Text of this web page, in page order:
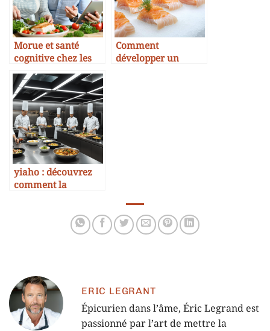
Morue et santé
cognitive chez les
seniors
Comment
développer un
yiaho : découvrez
comment la
gastronomie en
ERIC LEGRANT
Épicurien dans l’âme, Éric Legrand est
passionné par l’art de mettre la